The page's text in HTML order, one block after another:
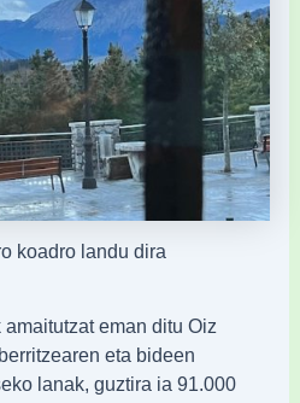
koadro landu dira
eman ditu Oiz
eta bideen
lanak, guztira ia 91.000